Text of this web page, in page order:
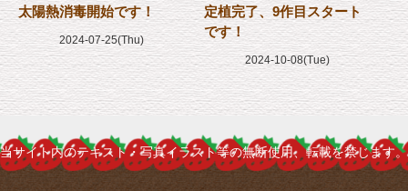
太陽熱消毒開始です！
2024-07-25(Thu)
定植完了、9作目スタート
です！
2024-10-08(Tue)
当サイト内のテキスト・写真イラスト等の無断使用、転載を禁じます。